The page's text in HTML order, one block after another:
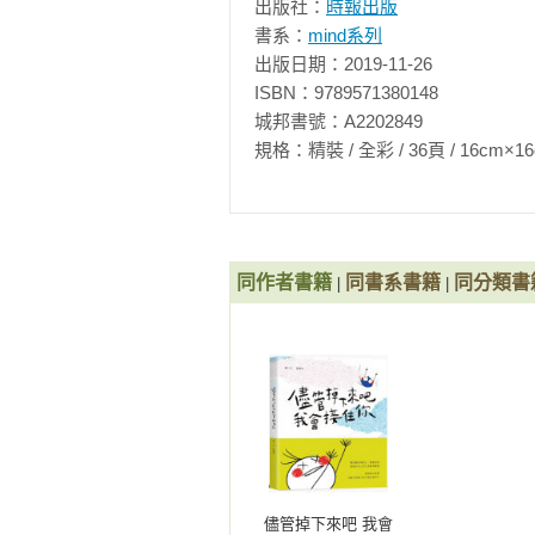
出版社： 時報出版
書系： mind系列
出版日期：2019-11-26
ISBN：9789571380148
城邦書號：A2202849
規格：精裝 / 全彩 / 36頁 /
同作者書籍 同書系書籍 同分類書
儘管掉下來吧 我會